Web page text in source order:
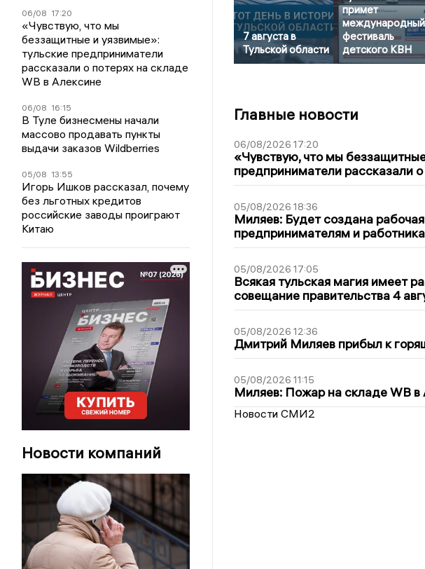
06/08 17:20
«Чувствую, что мы
беззащитные и уязвимые»:
тульские предприниматели
рассказали о потерях на складе
WB в Алексине
06/08 16:15
В Туле бизнесмены начали
массово продавать пункты
выдачи заказов Wildberries
05/08 13:55
Игорь Ишков рассказал, почему
без льготных кредитов
российские заводы проиграют
Китаю
Новости компаний
7 августа в
Тульской области
примет
международный
фестиваль
детского КВН
Главные новости
06/08/2026 17:20
«Чувствую, что мы
предприниматели рассказали
05/08/2026 18:36
Миляев: Будет создана
предпринимателям и
05/08/2026 17:05
Всякая тульская магия имеет
совещание правительства 4
05/08/2026 12:36
Дмитрий Миляев прибыл к
05/08/2026 11:15
Миляев: Пожар на складе WB в
Новости СМИ2